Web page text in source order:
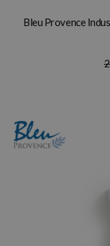
Bleu Provence